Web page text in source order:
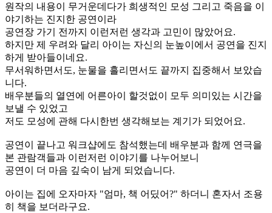
원작의 내용이 무거운데다가 희생적인 모성 그리고 죽음을 이
야기하는 진지한 공연이라
공연장 가기 전까지 이런저런 생각과 고민이 많았어요.
하지만 제 우려와 달리 아이는 자신의 눈높이에서 공연을 진지
하게 받아들이네요.
무서워하면서도, 눈물을 흘리면서도 끝까지 집중해서 보았습
니다.
배우분들의 열연에 어른아이 할것없이 모두 의미있는 시간을
보낼 수 있었고
저도 모성에 관해 다시한번 생각해보는 계기가 되었어요.
공연이 끝나고 워크샵에도 참석했는데 배우분과 함께 연극을
본 관람객들과 이런저런 이야기를 나누어보니
공연이 더 마음 깊숙이 남게 되었습니다.
아이는 집에 오자마자 "엄마, 책 어딨어?" 하더니 혼자서 조용
히 책을 보더라구요.